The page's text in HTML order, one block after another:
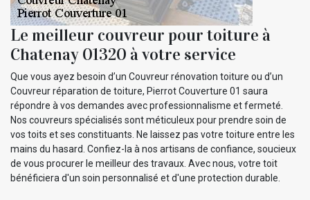
Le meilleur couvreur pour toiture à
Chatenay 01320 à votre service
Que vous ayez besoin d’un Couvreur rénovation toiture ou d’un
Couvreur réparation de toiture, Pierrot Couverture 01 saura
répondre à vos demandes avec professionnalisme et fermeté.
Nos couvreurs spécialisés sont méticuleux pour prendre soin de
vos toits et ses constituants. Ne laissez pas votre toiture entre les
mains du hasard. Confiez-la à nos artisans de confiance, soucieux
de vous procurer le meilleur des travaux. Avec nous, votre toit
bénéficiera d'un soin personnalisé et d'une protection durable.